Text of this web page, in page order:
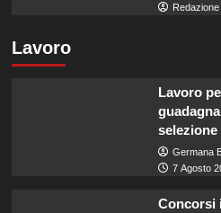
Redazione
Lavoro
Lavoro
Germana
7 Agosto
Concorsi